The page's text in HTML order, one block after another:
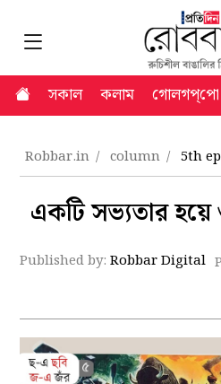
সকাল কলাম গোলগপ্‌পো
Robbar.in column 5th
একটি সভ্যতার
Published by:Robbar Digital